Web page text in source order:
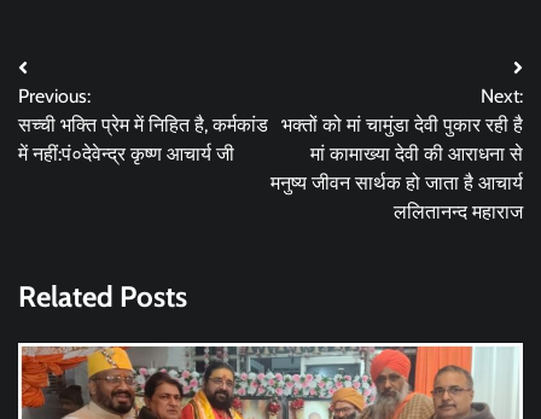
Post
navigation
Previous:
सच्ची भक्ति प्रेम में निहित है, कर्मकांड
में नहीं:पं०देवेन्द्र कृष्ण आचार्य जी
Next:
भक्तों को मां चामुंडा देवी पुकार रही है
मां कामाख्या देवी की आराधना से
मनुष्य जीवन सार्थक हो जाता है आचार्य
ललितानन्द महाराज
Related Posts